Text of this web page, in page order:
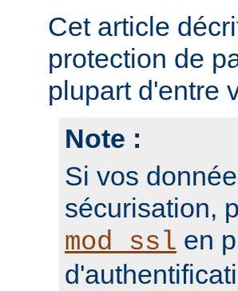
Cet article
protection de
plupart d'entre
Note :
Si vos
sécurisation,
mod_ssl en